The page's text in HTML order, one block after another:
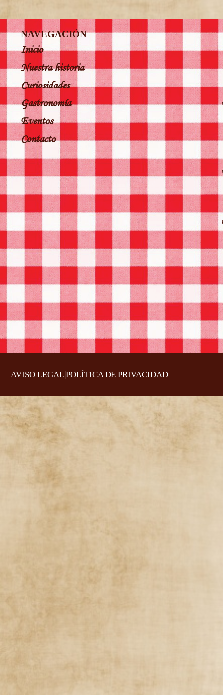
NAVEGACIÓN
Inicio
Nuestra historia
Curiosidades
Gastronomía
Eventos
Contacto
AVISO LEGAL|POLÍTICA DE PRIVACIDAD